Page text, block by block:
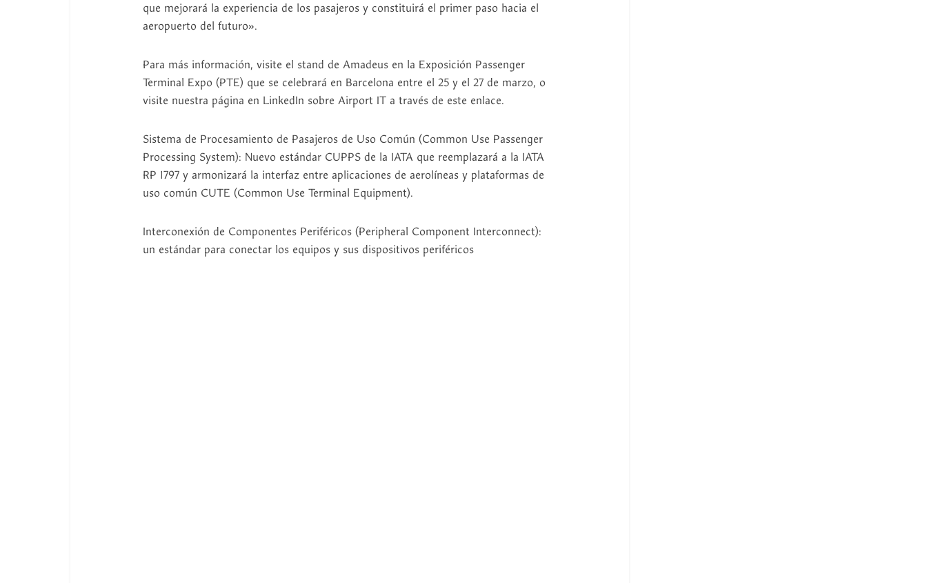
que mejorará la experiencia de los pasajeros y constituirá el primer paso hacia el
aeropuerto del futuro».
Para más información, visite el stand de Amadeus en la Exposición Passenger
Terminal Expo (PTE) que se celebrará en Barcelona entre el 25 y el 27 de marzo, o
visite nuestra página en LinkedIn sobre Airport IT a través de este enlace.
Sistema de Procesamiento de Pasajeros de Uso Común (Common Use Passenger
Processing System): Nuevo estándar CUPPS de la IATA que reemplazará a la IATA
RP 1797 y armonizará la interfaz entre aplicaciones de aerolíneas y plataformas de
uso común CUTE (Common Use Terminal Equipment).
Interconexión de Componentes Periféricos (Peripheral Component Interconnect):
un estándar para conectar los equipos y sus dispositivos periféricos